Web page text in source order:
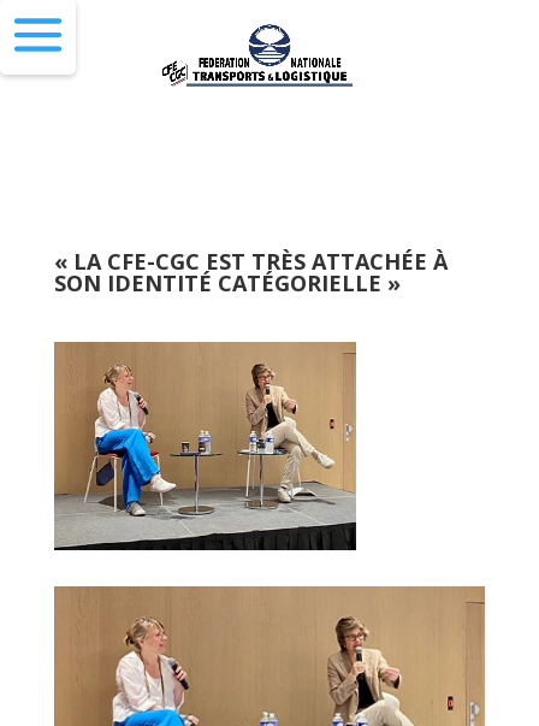
« LA CFE-CGC EST TRÈS ATTACHÉE À
SON IDENTITÉ CATÉGORIELLE »